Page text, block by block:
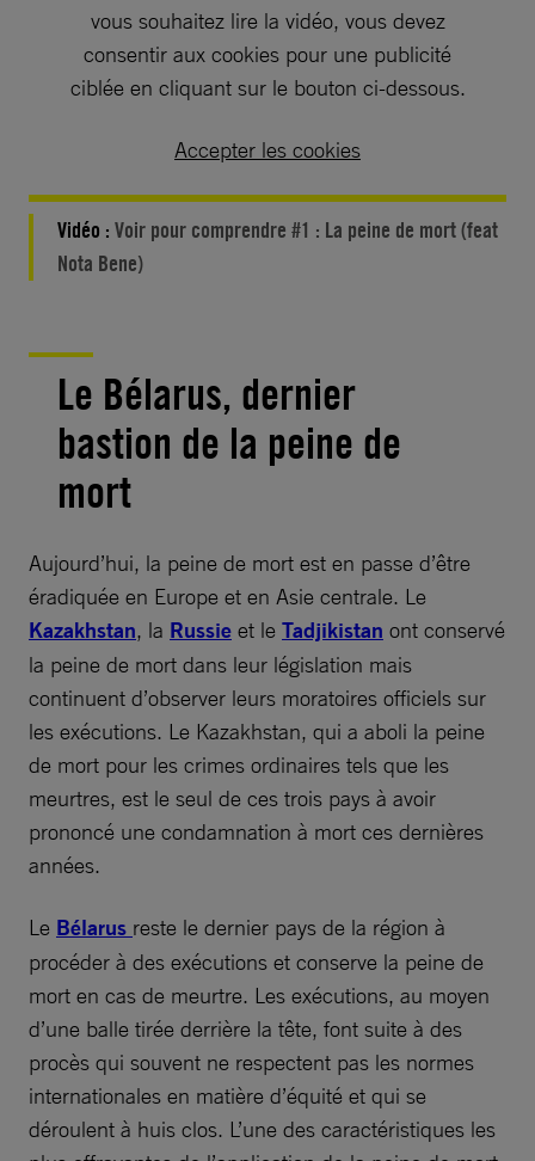
vous souhaitez lire la vidéo, vous devez
consentir aux cookies pour une publicité
ciblée en cliquant sur le bouton ci-dessous.
Accepter les cookies
Vidéo : Voir pour comprendre #1 : La peine de mort (feat
Nota Bene)
Le Bélarus, dernier
bastion de la peine de
mort
Aujourd’hui, la peine de mort est en passe d’être
éradiquée en Europe et en Asie centrale. Le
Kazakhstan, la Russie et le Tadjikistan ont conservé
la peine de mort dans leur législation mais
continuent d’observer leurs moratoires officiels sur
les exécutions. Le Kazakhstan, qui a aboli la peine
de mort pour les crimes ordinaires tels que les
meurtres, est le seul de ces trois pays à avoir
prononcé une condamnation à mort ces dernières
années.
Le Bélarus reste le dernier pays de la région à
procéder à des exécutions et conserve la peine de
mort en cas de meurtre. Les exécutions, au moyen
d’une balle tirée derrière la tête, font suite à des
procès qui souvent ne respectent pas les normes
internationales en matière d’équité et qui se
déroulent à huis clos. L’une des caractéristiques les